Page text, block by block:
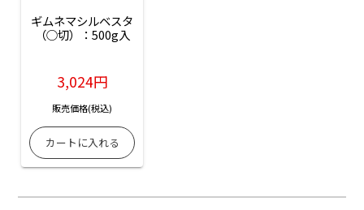
ギムネマシルベスタ
（○切）：500g入
3,024円
販売価格(税込)